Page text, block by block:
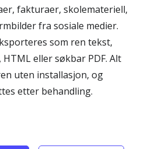
fakturaer, skolemateriell,
fra sosiale medier.
som ren tekst,
eller søkbar PDF. Alt
uten installasjon, og
etter behandling.